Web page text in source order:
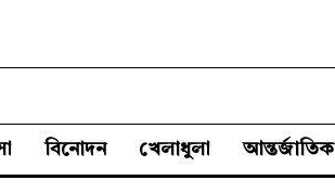
বিনোদন খেলাধুলা আন্তর্জাতিক